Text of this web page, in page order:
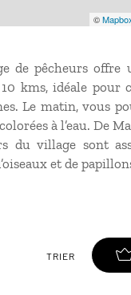
©
de pêcheurs offre
kms, idéale pour
Le matin, vous
à l’eau. De
du village sont
et de
TRIER